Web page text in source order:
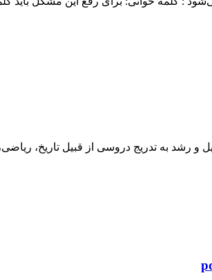
به تدریج دروسی از قبیل تاریخ،